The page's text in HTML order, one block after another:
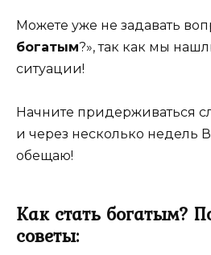
Можете уже не задавать
богатым?», так как мы
ситуации!
Начните придерживаться
и через несколько недель
обещаю!
Как стать богатым?
советы: